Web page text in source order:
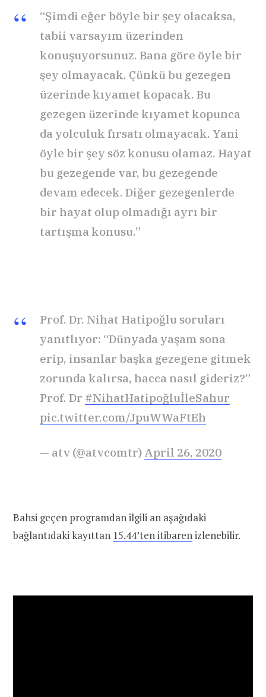
“Şimdi eğer böyle bir şey olacaksa,
tabii varsayım üzerinden
konuşuyorsunuz. Bana göre öyle bir
şey olmayacak. Çünkü bu gezegen
üzerinde kıyamet kopacak. Bu
gezegen üzerinde kıyamet kopunca
da yolculuk fırsatı olmayacak. Yani
öyle bir şey söz konusu olamaz. Hayat
bu gezegende var, bu gezegende
devam edecek. Diğer gezegenlerde
bir hayat olup olmadığı ayrı bir
tartışma konusu.”
Prof. Dr. Nihat Hatipoğlu soruları
yanıtlıyor: “Dünyada yaşam sona
erip, insanlar başka gezegene gitmek
zorunda kalırsa, hacca nasıl gideriz?”
Prof. Dr #NihatHatipoğluİleSahur
pic.twitter.com/JpuWWaFtEh
— atv (@atvcomtr) April 26, 2020
Bahsi geçen programdan ilgili an aşağıdaki
bağlantıdaki kayıttan 15.44’ten itibaren izlenebilir.